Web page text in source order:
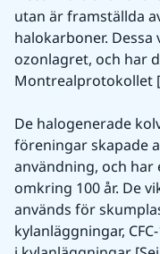
utan är framställda
halokarboner.
ozonlagret, och har
Montrealprotokollet
De halogenerade
föreningar skapade
användning, och
omkring 100 år. De
används för
kylanläggningar,